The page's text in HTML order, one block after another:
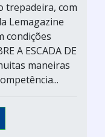
trepadeira, com
Lemagazine
condições
A ESCADA DE
maneiras